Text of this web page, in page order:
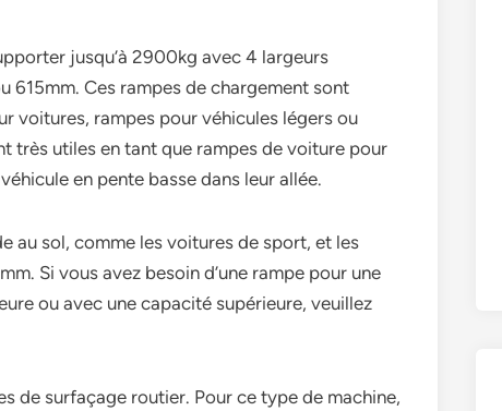
jusqu’à 2900kg avec 4 largeurs
615mm. Ces rampes de chargement sont
voitures, rampes pour véhicules légers ou
très utiles en tant que rampes de voiture pour
en pente basse dans leur allée.
au sol, comme les voitures de sport, et les
Si vous avez besoin d’une rampe pour une
ou avec une capacité supérieure, veuillez
de surfaçage routier. Pour ce type de machine,